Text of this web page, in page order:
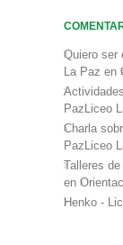
Quiero ser
La Paz en
PazLiceo
Charla
PazLiceo
Talleres
en
Henko -